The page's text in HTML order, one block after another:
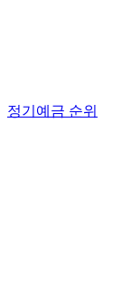
정기예금 순위